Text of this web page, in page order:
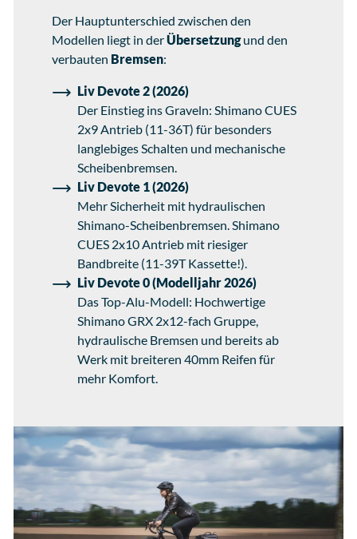
Der Hauptunterschied zwischen den
Modellen liegt in derÜbersetzungund den
verbauten Bremsen:
Liv Devote 2 (2026)
Der Einstieg ins Graveln: Shimano CUES
2x9 Antrieb (11-36T) für besonders
langlebiges Schalten und mechanische
Scheibenbremsen.
Liv Devote 1 (2026)
Mehr Sicherheit mit hydraulischen
Shimano-Scheibenbremsen. Shimano
CUES 2x10 Antrieb mit riesiger
Bandbreite (11-39T Kassette!).
Liv Devote 0 (Modelljahr 2026)
Das Top-Alu-Modell: Hochwertige
Shimano GRX 2x12-fach Gruppe,
hydraulische Bremsen und bereits ab
Werk mit breiteren 40mm Reifen für
mehr Komfort.